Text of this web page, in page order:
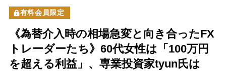
有料会員限定
《為替介入時の相場急変と向き合ったFX
トレーダーたち》60代女性は「100万円
を超える利益」、専業投資家tyun氏は